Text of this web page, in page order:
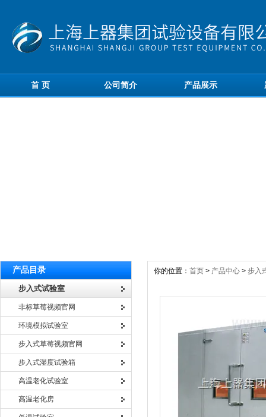
首 页 公司简介 产品展示
产品目录
步入式试验室
非标草莓视频官网
环境模拟试验室
步入式草莓视频官网
步入式湿度试验箱
高温老化试验室
高温老化房
你的位置： 首页 > 产品中心 > 步入